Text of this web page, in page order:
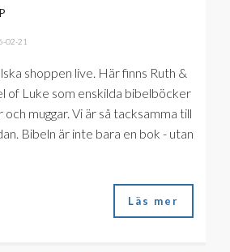
02-21
shoppen live. Här finns Ruth &
of Luke som enskilda bibelböcker
muggar. Vi är så tacksamma till
Bibeln är inte bara en bok - utan
Läs mer